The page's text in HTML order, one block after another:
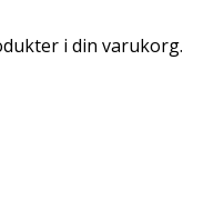
i din varukorg.